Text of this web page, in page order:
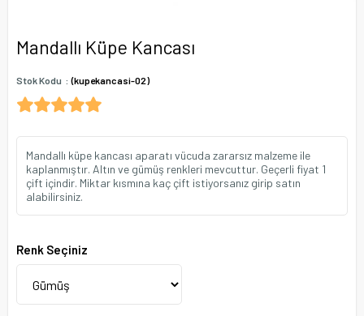
Mandallı Küpe Kancası
Stok Kodu (kupekancasi-02)
Mandallı küpe kancası aparatı vücuda zararsız malzeme ile
kaplanmıştır. Altın ve gümüş renkleri mevcuttur. Geçerli fiyat 1
çift içindir. Miktar kısmına kaç çift istiyorsanız girip satın
alabilirsiniz.
Renk Seçiniz